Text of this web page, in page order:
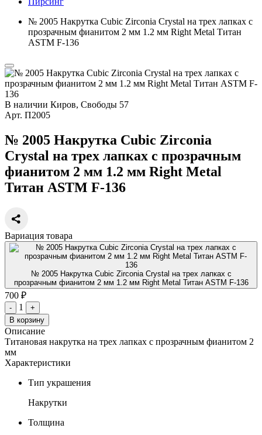
№ 2005 Накрутка Cubic Zirconia Crystal на трех лапках с
прозрачным фианитом 2 мм 1.2 мм Right Metal Титан
ASTM F-136
В наличии Киров, Свободы 57
Арт. П2005
№ 2005 Накрутка Cubic Zirconia
Crystal на трех лапках с прозрачным
фианитом 2 мм 1.2 мм Right Metal
Титан ASTM F-136
Вариация товара
№ 2005 Накрутка Cubic Zirconia Crystal на трех лапках с
прозрачным фианитом 2 мм 1.2 мм Right Metal Титан ASTM F-136
700 ₽
- 1
+
В корзину
Описание
Титановая накрутка на трех лапках с прозрачным фианитом 2
мм
Характеристики
Тип украшения
Накрутки
Толщина